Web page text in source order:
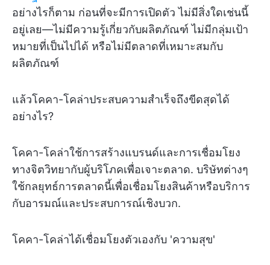
อย่างไรก็ตาม ก่อนที่จะมีการเปิดตัว ไม่มีสิ่งใดเช่นนี้
อยู่เลย—ไม่มีความรู้เกี่ยวกับผลิตภัณฑ์ ไม่มีกลุ่มเป้า
หมายที่เป็นไปได้ หรือไม่มีตลาดที่เหมาะสมกับ
ผลิตภัณฑ์
แล้วโคคา-โคล่าประสบความสำเร็จถึงขีดสุดได้
อย่างไร?
โคคา-โคล่าใช้การสร้างแบรนด์และการเชื่อมโยง
ทางจิตวิทยากับผู้บริโภคเพื่อเจาะตลาด. บริษัทต่างๆ
ใช้กลยุทธ์การตลาดนี้เพื่อเชื่อมโยงสินค้าหรือบริการ
กับอารมณ์และประสบการณ์เชิงบวก.
โคคา-โคล่าได้เชื่อมโยงตัวเองกับ 'ความสุข'